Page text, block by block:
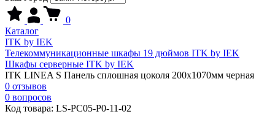
0
Каталог
ITK by IEK
Телекоммуникационные шкафы 19 дюймов ITK by IEK
Шкафы серверные ITK by IEK
ITK LINEA S Панель сплошная цоколя 200х1070мм черная
0 отзывов
0 вопросов
Код товара: LS-PC05-P0-11-02